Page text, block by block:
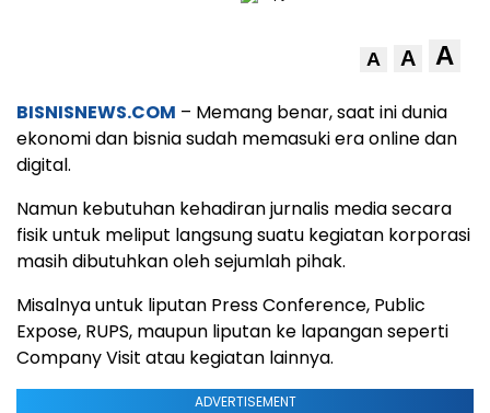
A A A
BISNISNEWS.COM – Memang benar, saat ini dunia
ekonomi dan bisnia sudah memasuki era online dan
digital.
Namun kebutuhan kehadiran jurnalis media secara
fisik untuk meliput langsung suatu kegiatan korporasi
masih dibutuhkan oleh sejumlah pihak.
Misalnya untuk liputan Press Conference, Public
Expose, RUPS, maupun liputan ke lapangan seperti
Company Visit atau kegiatan lainnya.
ADVERTISEMENT